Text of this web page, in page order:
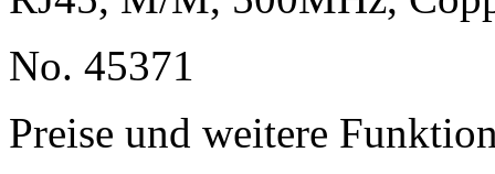
No. 45371
Preise und weitere